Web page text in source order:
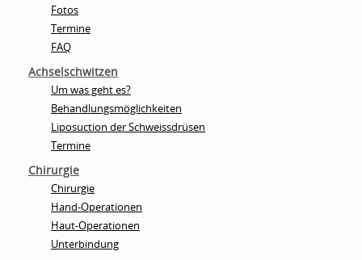
Fotos
Termine
FAQ
Achselschwitzen
Um was geht es?
Behandlungsmöglichkeiten
Liposuction der Schweissdrüsen
Termine
Chirurgie
Chirurgie
Hand-Operationen
Haut-Operationen
Unterbindung